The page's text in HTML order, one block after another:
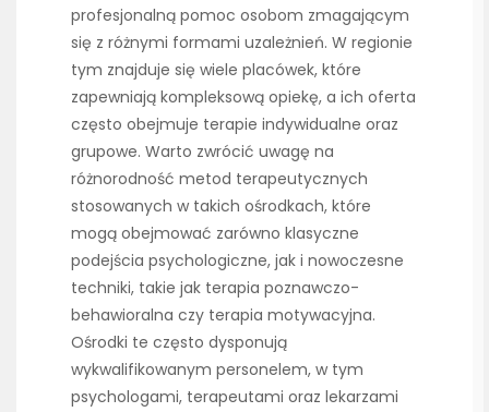
profesjonalną pomoc osobom zmagającym
się z różnymi formami uzależnień. W regionie
tym znajduje się wiele placówek, które
zapewniają kompleksową opiekę, a ich oferta
często obejmuje terapie indywidualne oraz
grupowe. Warto zwrócić uwagę na
różnorodność metod terapeutycznych
stosowanych w takich ośrodkach, które
mogą obejmować zarówno klasyczne
podejścia psychologiczne, jak i nowoczesne
techniki, takie jak terapia poznawczo-
behawioralna czy terapia motywacyjna.
Ośrodki te często dysponują
wykwalifikowanym personelem, w tym
psychologami, terapeutami oraz lekarzami